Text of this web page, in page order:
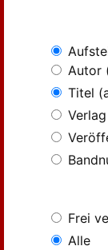
Autor
Titel
Frei
Alle